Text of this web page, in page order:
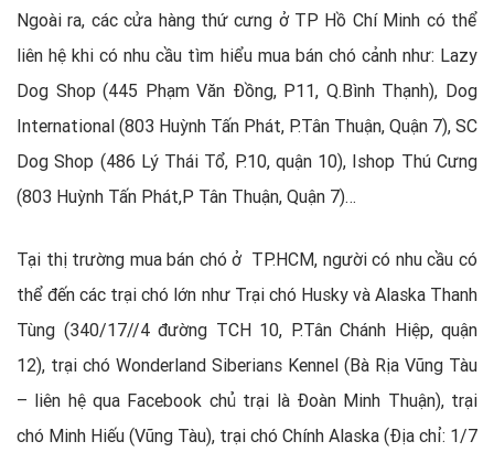
Ngoài ra, các cửa hàng thứ cưng ở TP Hồ Chí Minh có thể
liên hệ khi có nhu cầu tìm hiểu mua bán chó cảnh như: Lazy
Dog Shop (445 Phạm Văn Đồng, P11, Q.Bình Thạnh), Dog
International (803 Huỳnh Tấn Phát, P.Tân Thuận, Quận 7), SC
Dog Shop (486 Lý Thái Tổ, P.10, quận 10), Ishop Thú Cưng
(803 Huỳnh Tấn Phát,P Tân Thuận, Quận 7)…
Tại thị trường mua bán chó ở TP.HCM, người có nhu cầu có
thể đến các trại chó lớn như Trại chó Husky và Alaska Thanh
Tùng (340/17//4 đường TCH 10, P.Tân Chánh Hiệp, quận
12), trại chó Wonderland Siberians Kennel (Bà Rịa Vũng Tàu
– liên hệ qua Facebook chủ trại là Đoàn Minh Thuận), trại
chó Minh Hiếu (Vũng Tàu), trại chó Chính Alaska (Địa chỉ: 1/7